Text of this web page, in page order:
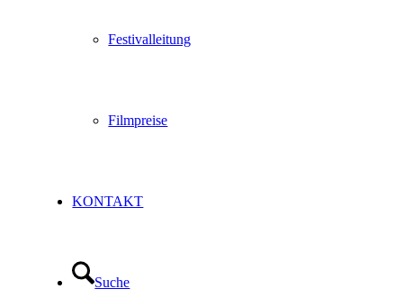
Festivalleitung
Filmpreise
KONTAKT
Suche